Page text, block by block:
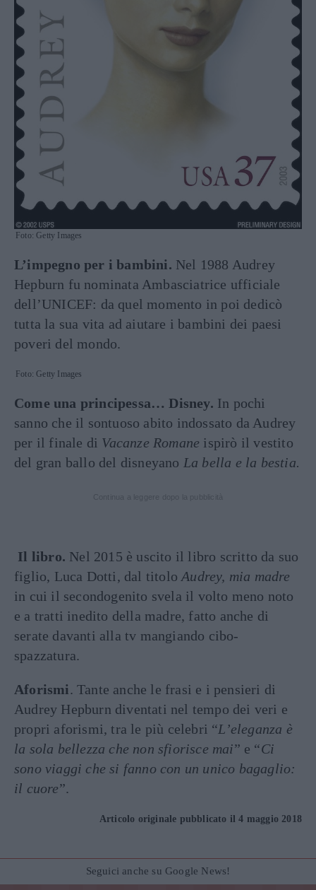
Foto: Getty Images
L’impegno per i bambini. Nel 1988 Audrey
Hepburn fu nominata Ambasciatrice ufficiale
dell’UNICEF: da quel momento in poi dedicò
tutta la sua vita ad aiutare i bambini dei paesi
poveri del mondo.
Foto: Getty Images
Come una principessa… Disney. In pochi
sanno che il sontuoso abito indossato da Audrey
per il finale di Vacanze Romane ispirò il vestito
del gran ballo del disneyano La bella e la bestia.
Il libro. Nel 2015 è uscito il libro scritto da suo
figlio, Luca Dotti, dal titoloAudrey, mia madre
in cui il secondogenito svela il volto meno noto
e a tratti inedito della madre, fatto anche di
serate davanti alla tv mangiando cibo-
spazzatura.
Aforismi. Tante anche le frasi e i pensieri di
Audrey Hepburn diventati nel tempo dei veri e
propri aforismi, tra le più celebri “L’eleganza è
la sola bellezza che non sfiorisce mai” e “Ci
sono viaggi che si fanno con un unico bagaglio:
il cuore”.
Articolo originale pubblicato il 4 maggio 2018
Seguici anche su Google News!